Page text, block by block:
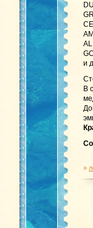
и
В
»